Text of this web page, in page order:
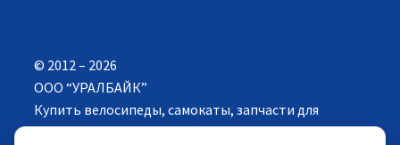
© 2012 – 2026
ООО “УРАЛБАЙК”
Купить велосипеды, самокаты, запчасти для
велосипедов в Екатеринбурге. Все права